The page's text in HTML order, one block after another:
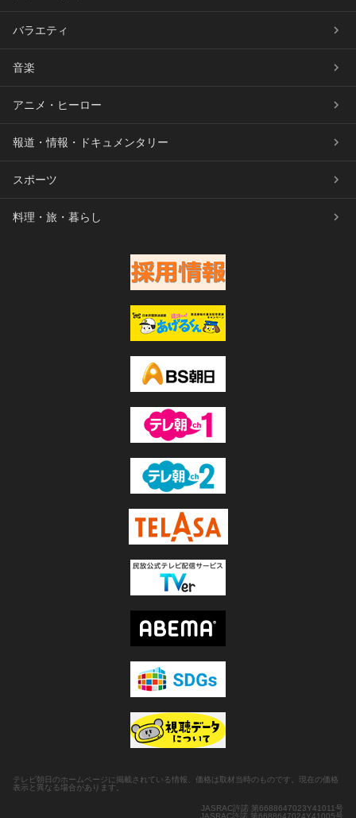
バラエティ
音楽
アニメ・ヒーロー
報道・情報・ドキュメンタリー
スポーツ
料理・旅・暮らし
テレビ朝日のホームページに掲載されている情報、価格は取材当時のものです。現在の価格
表示と異なる場合があります。
JASRAC許諾 第6688647023Y41011号
JASRAC許諾 第6688647024Y41005号